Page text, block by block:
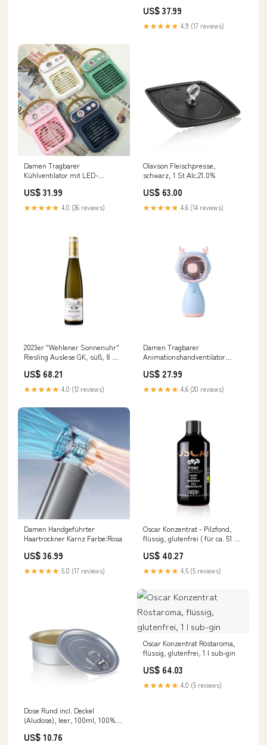
US$ 37.99
★★★★★ 4.9 (17 reviews)
Damen Tragbarer
Kühlventilator mit LED-
BL+15907284123993
US$ 31.99
★★★★★ 4.0 (26 reviews)
Olavson Fleischpresse,
schwarz, 1 St Alc.21.0%
US$ 63.00
★★★★★ 4.6 (14 reviews)
2023er "Wehlener Sonnenuhr"
Riesling Auslese GK, süß, 8 %
essbare-blueten-und-blaetter
US$ 68.21
★★★★★ 4.0 (12 reviews)
Damen Tragbarer
Animationshandventilator
US$ 27.99
★★★★★ 4.6 (20 reviews)
Damen Handgeführter
Haartrockner Karnz Farbe:Rosa
US$ 36.99
★★★★★ 5.0 (17 reviews)
Oscar Konzentrat - Pilzfond,
flüssig, glutenfrei ( für ca. 51 L),
US$ 40.27
★★★★★ 4.5 (5 reviews)
Dose Rund incl. Deckel
(Aludose), leer, 100ml, 100%
hardware
US$ 10.76
Oscar Konzentrat Röstaroma,
flüssig, glutenfrei, 1 l sub-gin
US$ 64.03
★★★★★ 4.0 (5 reviews)